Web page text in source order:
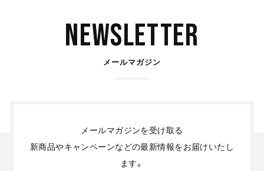
Newsletter
メールマガジン
メールマガジンを受け取る
新商品やキャンペーンなどの最新情報をお届けいたし
ます。